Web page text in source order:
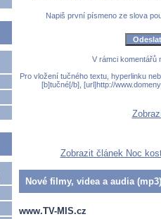
Napiš první písmeno ze slova
V rámci komentářů
Pro vložení tučného textu, hyperlinku
[b]tučné[/b], [url]http://
Zobrazit článek Noc
Nové filmy, videa a audia
www.TV-MIS.cz